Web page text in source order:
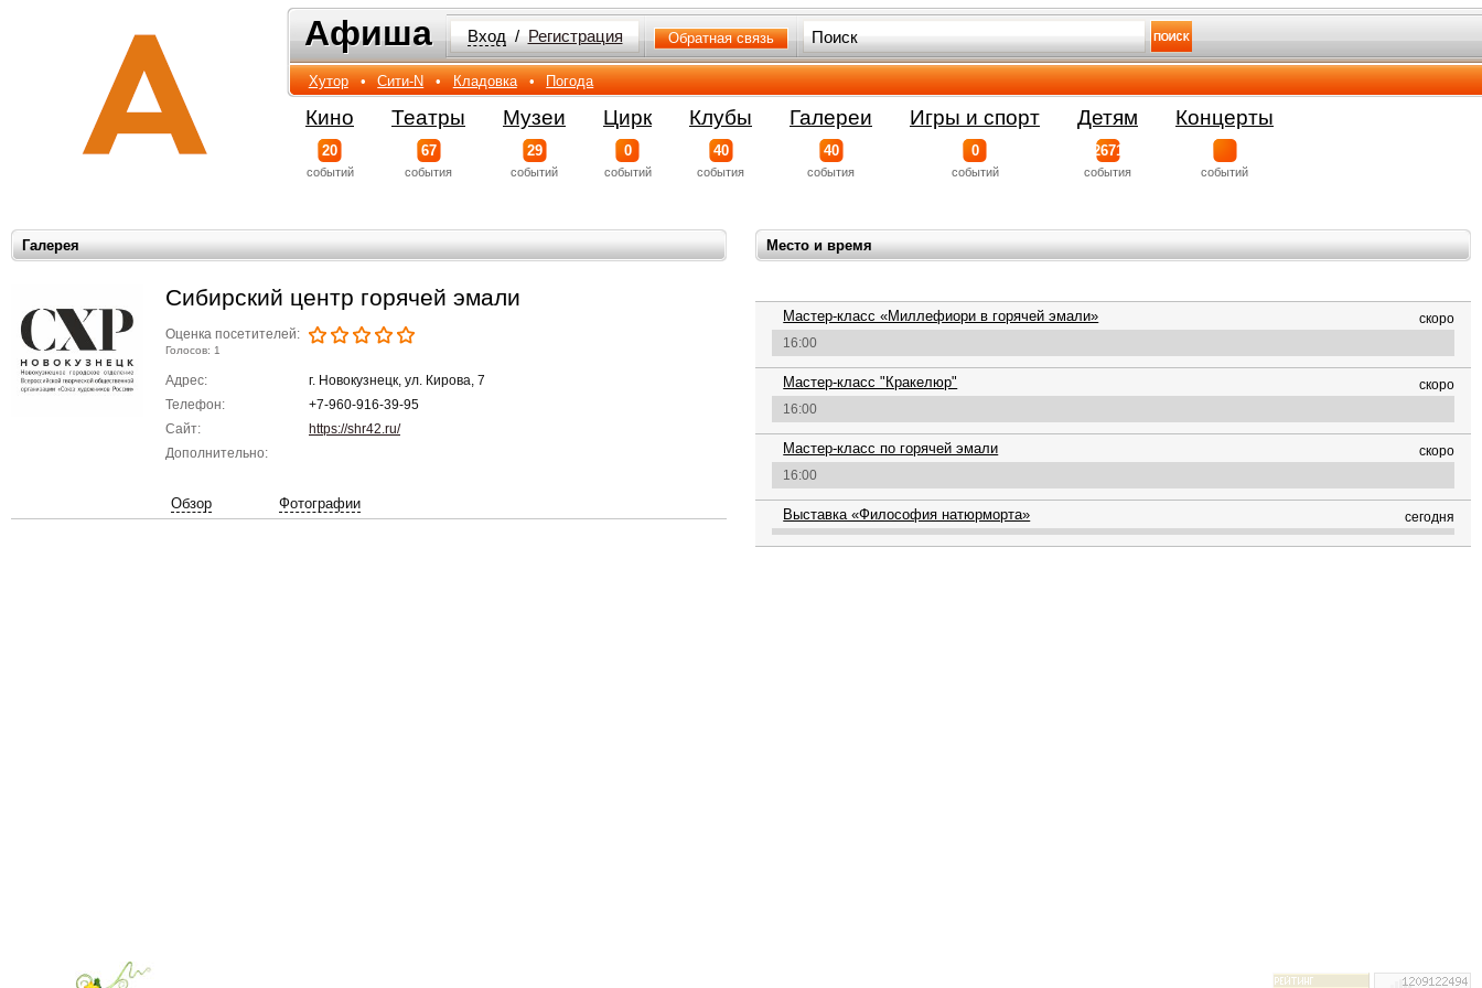
Афиша
Афиша Вход / Регистрация Обратная связь
Хутор • Сити-N • Кладовка • Погода
Кино
20
событий
Театры
67
события
Музеи
29
событий
Цирк
0
событий
Клубы
40
события
Галереи
40
события
Игры и спорт
0
событий
Детям
2671
события
Концерты
событий
Место и время
Галерея
скоро
Мастер-класс «Миллефиори в горячей эмали»
16:00
скоро
Мастер-класс "Кракелюр"
16:00
скоро
Мастер-класс по горячей эмали
16:00
сегодня
Выставка «Философия натюрморта»
Сибирский центр горячей эмали
Оценка посетителей:
Голосов: 1
Адрес:
г. Новокузнецк, ул. Кирова, 7
Телефон:
+7-960-916-39-95
Сайт:
https://shr42.ru/
Дополнительно:
Обзор Фотографии